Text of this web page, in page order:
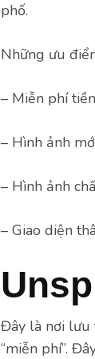
phố.
Những ưu
– Miễn phí
– Hình ảnh
– Hình ảnh
– Giao diện
Đây là nơi lưu
“miễn phí”.